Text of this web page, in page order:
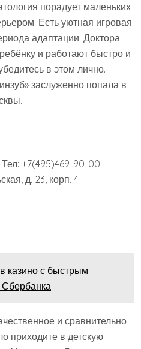
порадует маленьких
Есть уютная игровая
адаптации. Доктора
и работают быстро и
в этом лично.
заслуженно попала в
+7(495)469-90-00
д. 23, корп. 4
казино с быстрым
Сбербанка
и сравнительно
приходите в детскую